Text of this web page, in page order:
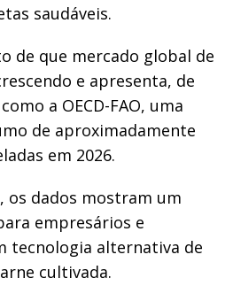
saudáveis.
de que mercado global de
e apresenta, de
a OECD-FAO, uma
de aproximadamente
em 2026.
os dados mostram um
empresários e
tecnologia alternativa de
cultivada.